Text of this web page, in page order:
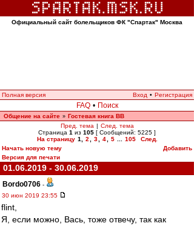
Официальный сайт болельщиков ФК "Спартак" Москва
Полная версия Вход • Регистрация
FAQ • Поиск
Общение на сайте » Гостевая книга ВВ
Пред. тема | След. тема
Страница 1 из 105 [ Сообщений: 5225 ]
На страницу 1 2 3 4 5 105
След.
Начать новую тему
Добавить
Версия для печати
01.06.2019 - 30.06.2019
Bordo0706 -
30 июн 2019 23:55
flint,
Я, если можно, Вась, тоже отвечу, так как